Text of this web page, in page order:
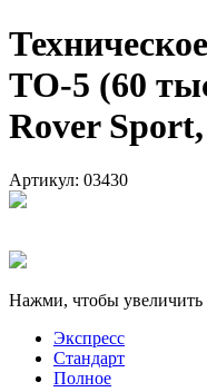
ТО-5 (60
Rover
Артикул: 03430
Нажми, чтобы увеличить
Экспресс
Стандарт
Полное